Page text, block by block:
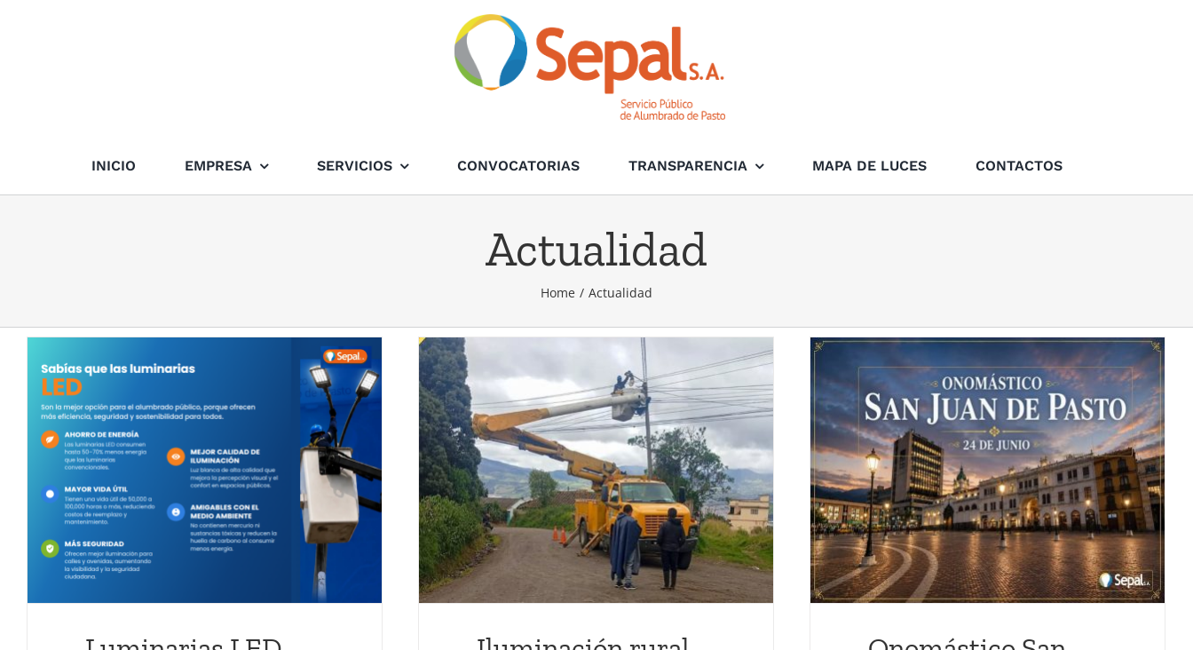
INICIO EMPRESA SERVICIOS CONVOCATORIAS TRANSPARENCIA MAPA DE LUCES CONTACTOS
Actualidad
Home / Actualidad
Iluminación rural
Actualidad
Onomástico San Juan de
Pasto 2026
Actualidad